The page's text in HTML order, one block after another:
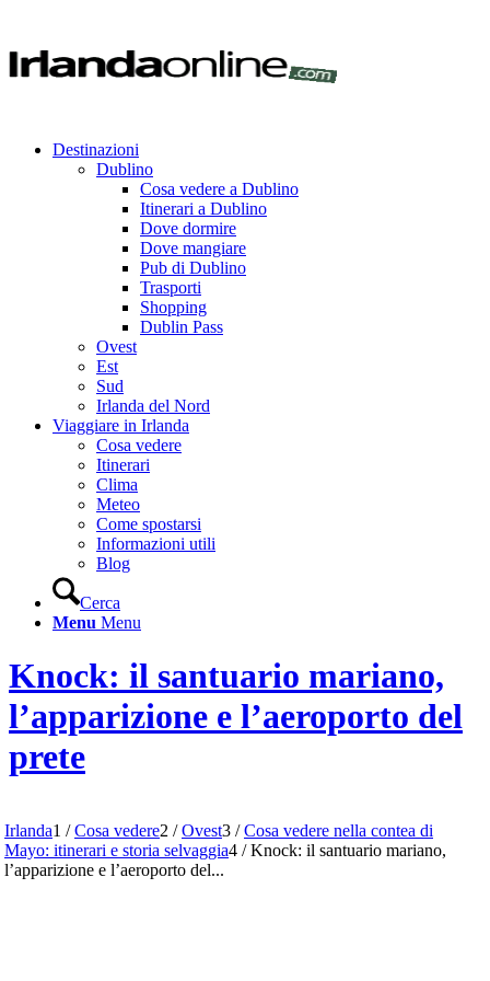
Destinazioni
Dublino
Cosa vedere a Dublino
Itinerari a Dublino
Dove dormire
Dove mangiare
Pub di Dublino
Trasporti
Shopping
Dublin Pass
Ovest
Est
Sud
Irlanda del Nord
Viaggiare in Irlanda
Cosa vedere
Itinerari
Clima
Meteo
Come spostarsi
Informazioni utili
Blog
Cerca
Menu Menu
Knock: il santuario mariano,
l’apparizione e l’aeroporto del
prete
Irlanda1 / Cosa vedere2 / Ovest3 / Cosa vedere nella contea di
Mayo: itinerari e storia selvaggia4 / Knock: il santuario mariano,
l’apparizione e l’aeroporto del...